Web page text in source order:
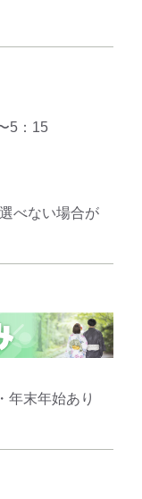
5：15
べない場合が
年末年始あり